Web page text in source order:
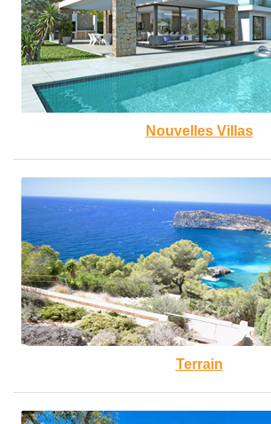
Nouvelles Villas
Terrain